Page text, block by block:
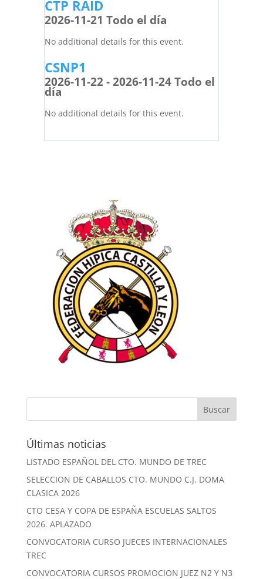
CTP RAID
2026-11-21 Todo el día
No additional details for this event.
CSNP1
2026-11-22 - 2026-11-24 Todo el
día
No additional details for this event.
Últimas noticias
LISTADO ESPAÑOL DEL CTO. MUNDO DE TREC
SELECCION DE CABALLOS CTO. MUNDO C.J. DOMA
CLASICA 2026
CTO CESA Y COPA DE ESPAÑA ESCUELAS SALTOS
2026. APLAZADO
CONVOCATORIA CURSO JUECES INTERNACIONALES
TREC
CONVOCATORIA CURSOS PROMOCION JUEZ N2 Y N3